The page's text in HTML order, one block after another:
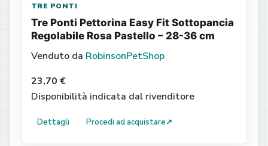
TRE PONTI
Tre Ponti Pettorina Easy Fit Sottopancia
Regolabile Rosa Pastello – 28-36 cm
Venduto da RobinsonPetShop
23,70 €
Disponibilità indicata dal rivenditore
Dettagli Procedi ad acquistare↗